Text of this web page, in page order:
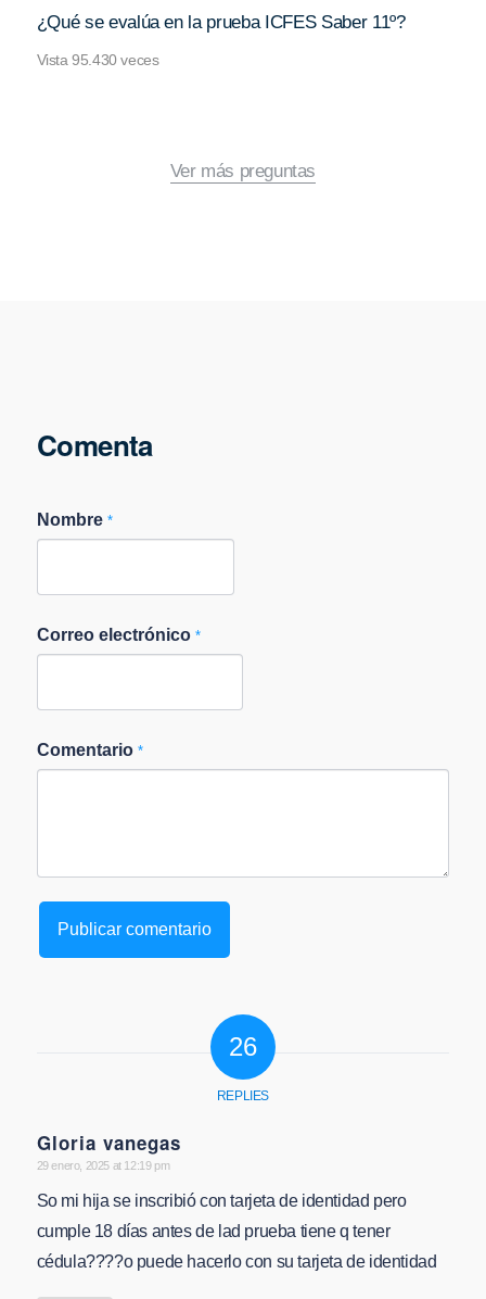
¿Qué se evalúa en la prueba ICFES Saber 11º?
Vista 95.430 veces
Ver más preguntas
Comenta
Nombre *
Correo electrónico *
Comentario *
26
REPLIES
Gloria vanegas
says:
29 enero, 2025 at 12:19 pm
So mi hija se inscribió con tarjeta de identidad pero
cumple 18 días antes de lad prueba tiene q tener
cédula????o puede hacerlo con su tarjeta de identidad